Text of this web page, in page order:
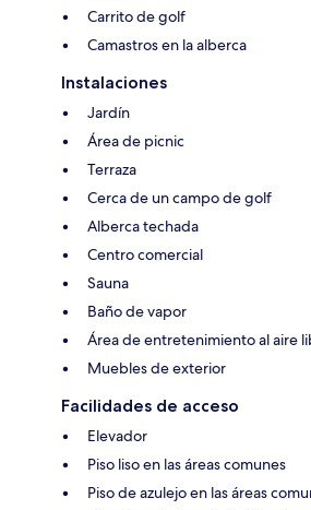
Carrito de golf
Camastros en la alberca
Instalaciones
Jardín
Área de picnic
Terraza
Cerca de un campo de golf
Alberca techada
Centro comercial
Sauna
Baño de vapor
Área de entretenimiento al aire
Muebles de exterior
Facilidades de acceso
Elevador
Piso liso en las áreas comunes
Piso de azulejo en las áreas